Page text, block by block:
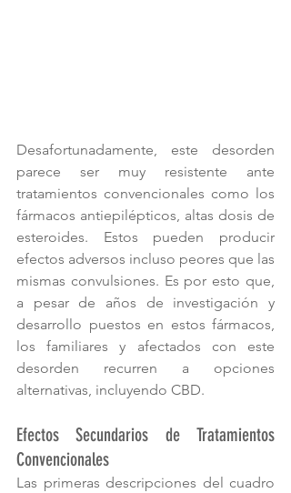
Desafortunadamente, este desorden
parece ser muy resistente ante
tratamientos convencionales como los
fármacos antiepilépticos, altas dosis de
esteroides. Estos pueden producir
efectos adversos incluso peores que las
mismas convulsiones. Es por esto que,
a pesar de años de investigación y
desarrollo puestos en estos fármacos,
los familiares y afectados con este
desorden recurren a opciones
alternativas, incluyendo CBD.
Efectos Secundarios de Tratamientos
Convencionales
Las primeras descripciones del cuadro